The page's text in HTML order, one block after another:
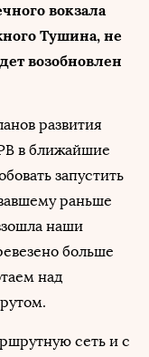
вокзала
Тушина, не
возобновлен
развития
в ближайшие
запустить
раньше
наши
больше
над
сеть и с